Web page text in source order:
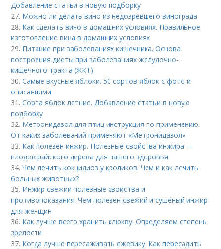
Добавление статьи в новую подборку
27. Можно ли делать вино из недозревшего винограда
28. Как сделать вино в домашних условиях. Правильное
изготовление вина в домашних условиях
29. Питание при заболеваниях кишечника. Основа
построения диеты при заболеваниях желудочно-
кишечного тракта (ЖКТ)
30.Самые вкусные яблоки. 50 сортов яблок с фото и
описаниями
31.Сорта яблок летние. Добавление статьи в новую
подборку
32. Метронидазол для птиц инструкция по применению.
От каких заболеваний применяют «Метронидазол»
33. Как полезен инжир. Полезные свойства инжира —
плодов райского дерева для нашего здоровья
34.Чем лечить кокцидиоз у кроликов. Чем и как лечить
больных животных?
35. Инжир свежий полезные свойства и
противопоказания. Чем полезен свежий и сушёный инжир
для женщин
36. Как лучше всего хранить клюкву. Определяем степень
зрелости
37. Когда лучше пересаживать ежевику. Как пересадить